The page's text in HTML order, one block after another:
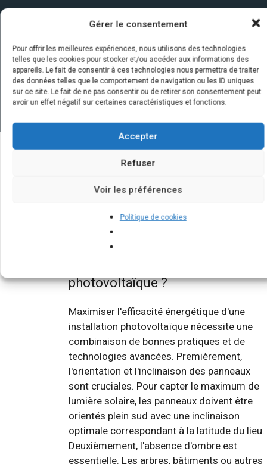
Gérer le consentement
Pour offrir les meilleures expériences, nous utilisons des technologies
telles que les cookies pour stocker et/ou accéder aux informations des
appareils. Le fait de consentir à ces technologies nous permettra de traiter
des données telles que le comportement de navigation ou les ID uniques
sur ce site. Le fait de ne pas consentir ou de retirer son consentement peut
avoir un effet négatif sur certaines caractéristiques et fonctions.
Accepter
Refuser
Voir les préférences
Politique de cookies
Quelques infos sur nos centrales
solaires : questions et réponses
Comment maximiser l'efficacité
photovoltaïque ?
Maximiser l'efficacité énergétique d'une
installation photovoltaïque nécessite une
combinaison de bonnes pratiques et de
technologies avancées. Premièrement,
l'orientation et l'inclinaison des panneaux
sont cruciales. Pour capter le maximum de
lumière solaire, les panneaux doivent être
orientés plein sud avec une inclinaison
optimale correspondant à la latitude du lieu.
Deuxièmement, l'absence d'ombre est
essentielle. Les arbres, bâtiments ou autres